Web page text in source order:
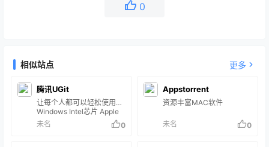
0
相似站点 更多
腾讯UGit
让每个人都可以轻松使用Git
Windows Intel芯片 Apple
芯片 版本： v5.23.1
(2024-09-19 11:16:00) ，
未名 0
Appstorrent
资源丰富MAC软件
未名 0